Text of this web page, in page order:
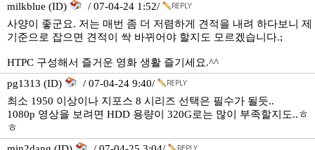
milkblue (ID)
/ 07-04-24 1:52/
사양이 좋군요. 저는 매번 좀 더 저렴하게 견적을 내려 하다보니 제
기준으로 잡으면 견적이 싹 바뀌어야 할지도 모르겠습니다.;
HTPC 구성해서 즐거운 영화 생활 즐기세요.^^
pg1313 (ID)
/ 07-04-24 9:40/
최소 1950 이상이나 지포스 8 시리즈 선택은 필수가 될듯..
1080p 영상을 보려면 HDD 용량이 320G로는 많이 부족할지도..ㅎ
ㅎ